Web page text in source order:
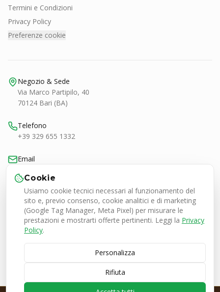
Termini e Condizioni
Privacy Policy
Preferenze cookie
Negozio & Sede
Via Marco Partipilo, 40
70124 Bari (BA)
Telefono
+39 329 655 1332
Email
Orari
Lun-Ven 9:00-20:30
Sab 9:00-13:00 / 16:30-20:30
Smash Tennis Specialist Srl
P.IVA 08050380727
© 2026 SMASH Tennis Specialist. Tutti i diritti riservati.
🇮🇹 Italia
🇪🇺 Europa
Cookie
Usiamo cookie tecnici necessari al funzionamento del
sito e, previo consenso, cookie analitici e di marketing
(Google Tag Manager, Meta Pixel) per misurare le
prestazioni e mostrarti offerte pertinenti. Leggi la Privacy
Policy.
Personalizza
Rifiuta